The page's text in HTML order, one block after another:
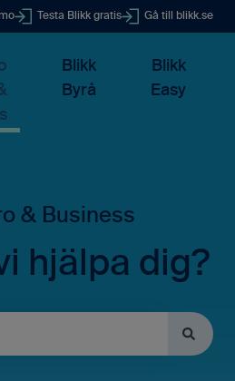
Testa Blikk gratis Gå till blikk.se
Blikk
Byrå
Blikk
Easy
hjälpa dig?